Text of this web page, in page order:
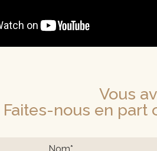
Vous
Faites-nous en part